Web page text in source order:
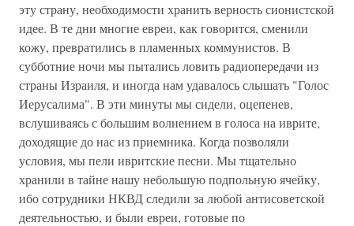
эту страну, необходимости хранить верность сионистской
идее. В те дни многие евреи, как говорится, сменили
кожу, превратились в пламенных коммунистов. В
субботние ночи мы пытались ловить радиопередачи из
страны Израиля, и иногда нам удавалось слышать "Голос
Иерусалима". В эти минуты мы сидели, оцепенев,
вслушиваясь с большим волнением в голоса на иврите,
доходящие до нас из приемника. Когда позволяли
условия, мы пели ивритские песни. Мы тщательно
хранили в тайне нашу небольшую подпольную ячейку,
ибо сотрудники НКВД следили за любой антисоветской
деятельностью, и были евреи, готовые по